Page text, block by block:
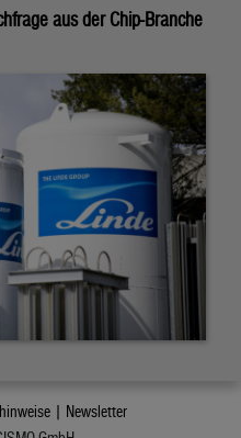
aus der Chip-Branche
| Newsletter